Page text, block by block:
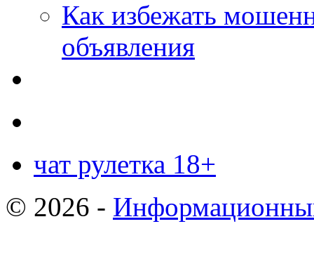
Как избежать
объявления
чат рулетка 18+
© 2026 -